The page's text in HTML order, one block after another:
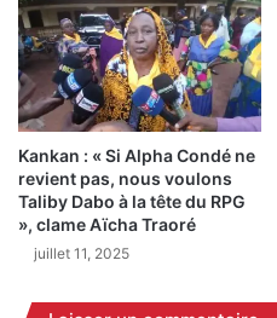
s
s
a
n
t
e
e
t
d
a
n
é
m
e
t
s
Kankan : « Si Alpha Condé ne
revient pas, nous voulons
Taliby Dabo à la tête du RPG
», clame Aïcha Traoré
juillet 11, 2025